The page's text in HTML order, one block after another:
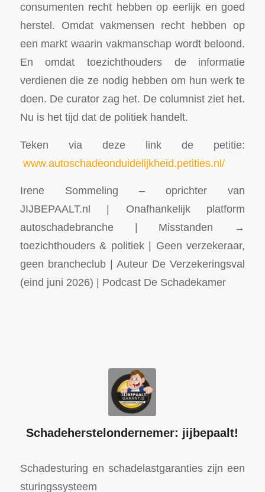
consumenten recht hebben op eerlijk en goed
herstel. Omdat vakmensen recht hebben op
een markt waarin vakmanschap wordt beloond.
En omdat toezichthouders de informatie
verdienen die ze nodig hebben om hun werk te
doen. De curator zag het. De columnist ziet het.
Nu is het tijd dat de politiek handelt.
Teken via deze link de petitie:
www.autoschadeonduidelijkheid.petities.nl/
Irene Sommeling – oprichter van
JIJBEPAALT.nl | Onafhankelijk platform
autoschadebranche | Misstanden →
toezichthouders & politiek | Geen verzekeraar,
geen brancheclub | Auteur De Verzekeringsval
(eind juni 2026) | Podcast De Schadekamer
Schadeherstelondernemer: jijbepaalt!
Schadesturing en schadelastgaranties zijn een
sturingssysteem